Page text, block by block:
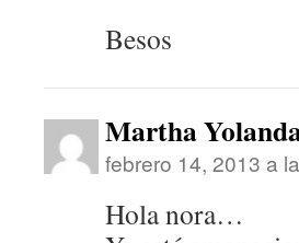
Besos
Martha
febrero 14, 2013 a
Hola nora…